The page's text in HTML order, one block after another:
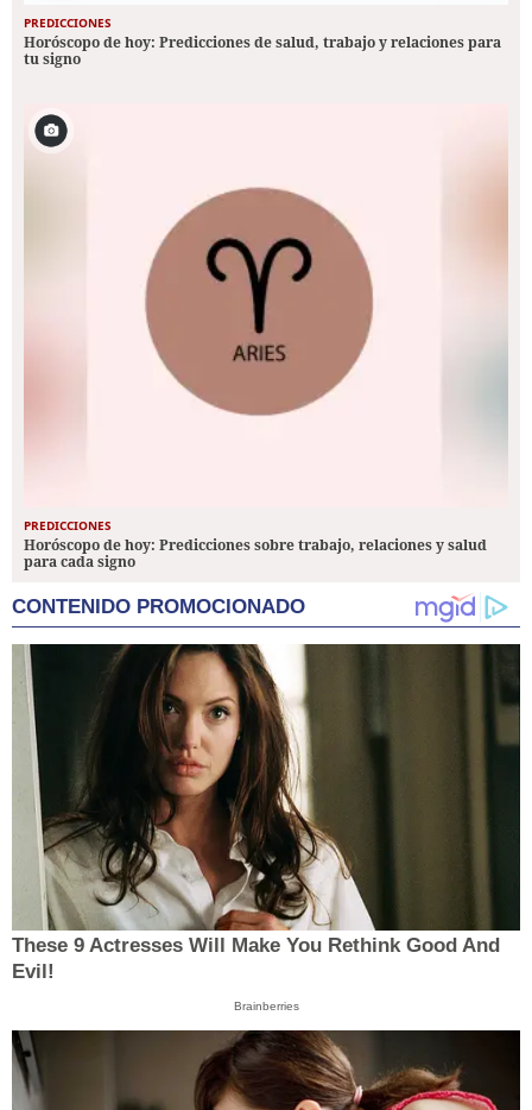
PREDICCIONES
Horóscopo de hoy: Predicciones de salud, trabajo y relaciones para
tu signo
PREDICCIONES
Horóscopo de hoy: Predicciones sobre trabajo, relaciones y salud
para cada signo
CONTENIDO PROMOCIONADO
These 9 Actresses Will Make You Rethink Good And
Evil!
Brainberries